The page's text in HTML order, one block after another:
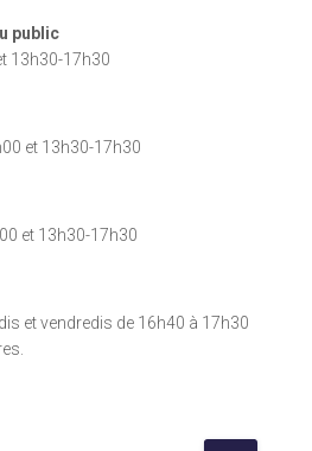
public
13h30-17h30
et 13h30-17h30
et 13h30-17h30
et vendredis de 16h40 à 17h30